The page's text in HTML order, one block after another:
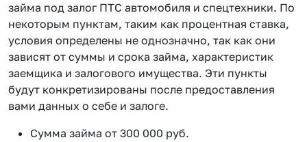
займа под залог ПТС автомобиля и спецтехники. По
некоторым пунктам, таким как процентная ставка,
условия определены не однозначно, так как они
зависят от суммы и срока займа, характеристик
заемщика и залогового имущества. Эти пункты
будут конкретизированы после предоставления
вами данных о себе и залоге.
Сумма займа от 300 000 руб.